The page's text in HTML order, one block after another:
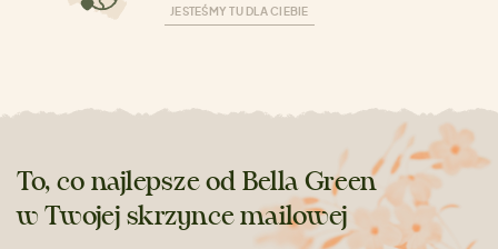
JESTEŚMY TU DLA CIEBIE
To, co najlepsze od Bella Green
w Twojej skrzynce mailowej